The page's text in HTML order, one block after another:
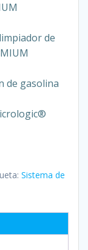
de
de gasolina
Sistema de